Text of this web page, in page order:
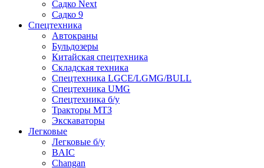
Садко Next
Садко 9
Спецтехника
Автокраны
Бульдозеры
Китайская спецтехника
Складская техника
Спецтехника LGCE/LGMG/BULL
Спецтехника UMG
Спецтехника б/у
Тракторы МТЗ
Экскаваторы
Легковые
Легковые б/у
BAIC
Changan